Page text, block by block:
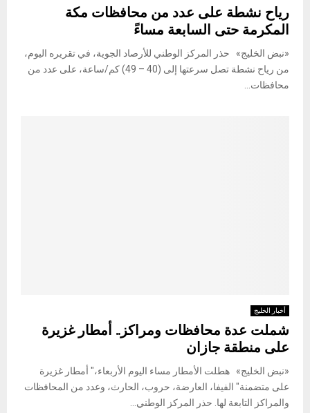
رياح نشطة على عدد من محافظات مكة
المكرمة حتى السابعة مساءً
«نبض الخليج» حذر المركز الوطني للأرصاد الجوية، في تقريره اليوم،
من رياح نشطة تصل سرعتها إلى (40 – 49) كم/ساعة، على عدد من
محافظات...
أخبار الخليج
شملت عدة محافظات ومراكز.. أمطار غزيرة
على منطقة جازان
«نبض الخليج» هطلت الأمطار مساء اليوم الأربعاء،" أمطار غزيرة
على متضمنة" الفيفا، العارضة، حروب، الحارث، وعدد من المحافظات
والمراكز التابعة لها. حذر المركز الوطني...